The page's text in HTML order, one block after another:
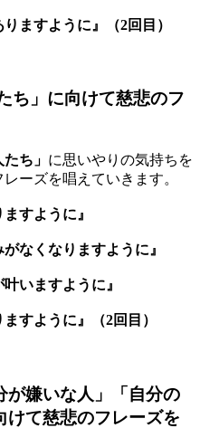
ますように』（2回目）
ち」に向けて慈悲のフ
ち」 に思いやりの気持ちを
ーズを唱えていきます。
すように』
なくなりますように』
いますように』
すように』（2回目）
が嫌いな人」「自分の
けて慈悲のフレーズを